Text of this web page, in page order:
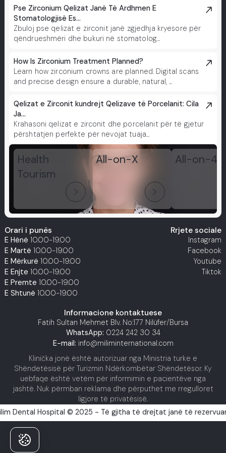
Pse Zirconium Qelizat Janë Të Ardhmen E
Stomatologjisë Es...
Zbuloj pse qelizat e zirconit janë zgjedhja kryesore për
qëndrueshmëri dhe bukuri në stomatolog...
How Is Zirconium Treatment Planned?
Learn how zirconium crowns are planned. Digital scans
and precise design ensure a durable, natural, ...
Qelizat e Zirconit kundrejt Qelizave të Porcelanit: Cila
Ja...
Krahasoni qelizat e zirconit dhe porcelanit për të gjetur
përshtatjen perfekte për nevojat tuaja...
Health
Tourism
arrow_forward_ios
All-on-X
arrow_forward_ios
All-on-4
Orari i punës
E Hënë 10.00-19.00
E Martë 10.00-19.00
E Mërkurë 10.00-19.00
E Enjte 10.00-19.00
E Premte 10.00-19.00
E Shtunë 10.00-19.00
Rrjete sociale
Instagram
Facebook
Youtube
Tiktok
Informacione kontaktuese
Fatih Sultan Mehmet Blv. No:177 Nilüfer/Bursa
WhatsApp: 0224 242 30 34
E-mail: info@miliminternational.com
Klinička jonë është autorizuar nga Ministria turke e
Shëndetësisë për Turizmin Ndërkombëtar Shëndetësor. Ky
uebfaqe është vetëm për informimin e pacientëve nga
jashtë. Nuk përmban reklama dhe përputhet me rregulloret
ligjore të privatësisë.
Dental Hospital © 2025 - Të gjitha të drejtat janë të